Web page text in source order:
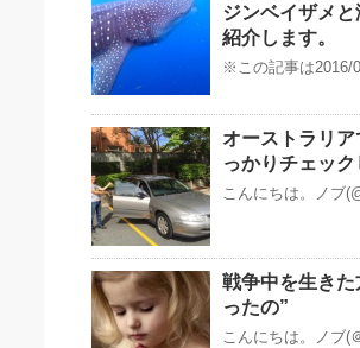
ジンベイザメ
紹介します。
※この記事は2016/
オーストラリ
っかりチェッ
こんにちは。ノブ
戦争中を生き
ったの”
こんにちは。ノブ(